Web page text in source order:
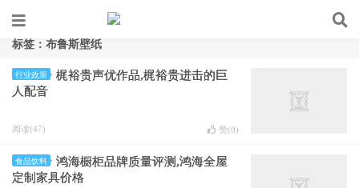
标签：布鲁斯壁纸
行业政策
梶裕贵声优作品,梶裕贵进击的巨
人配音
阅读(47) 赞(0)
食品饮料
鸿海橱柜品牌质量评测,鸿海全屋
定制家具价格